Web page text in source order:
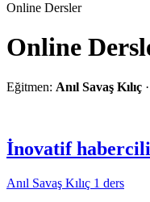
Online Dersler
Online
Eğitmen: Anıl Savaş Kılıç ·
İnovatif
Anıl Savaş Kılıç 1 ders